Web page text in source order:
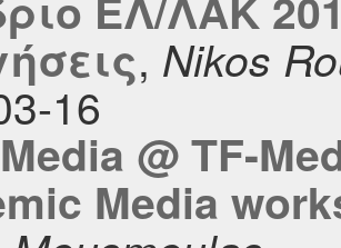
, Nikos
16
@ TF-
Media